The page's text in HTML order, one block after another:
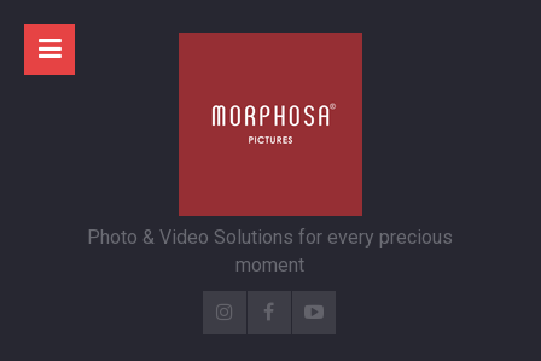
Photo & Video Solutions for every precious
moment